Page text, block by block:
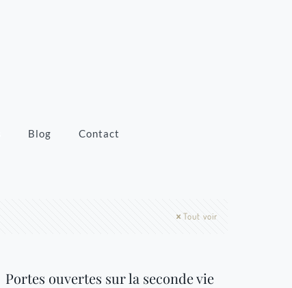
Blog Contact
Tout voir
Portes ouvertes sur la seconde vie